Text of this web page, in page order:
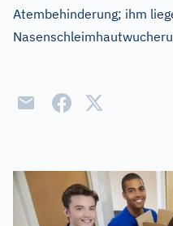
Atembehinderung; ihm